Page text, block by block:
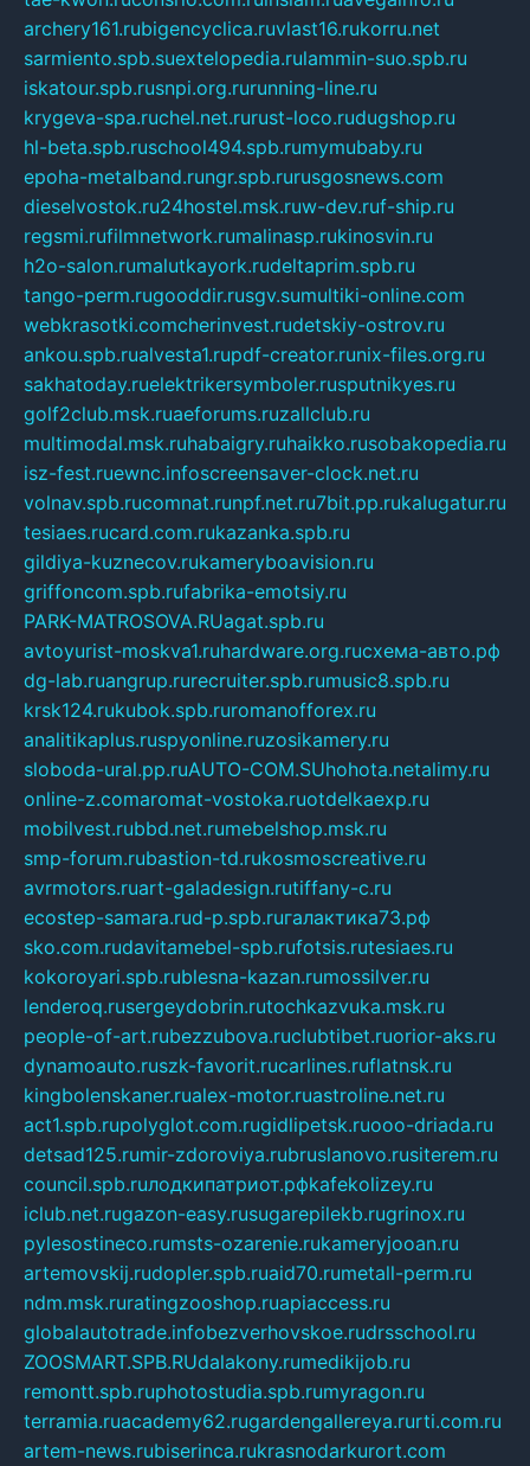
archery161.rubigencyclica.ruvlast16.rukorru.net
sarmiento.spb.suextelopedia.rulammin-suo.spb.ru
iskatour.spb.rusnpi.org.rurunning-line.ru
krygeva-spa.ruchel.net.rurust-loco.rudugshop.ru
hl-beta.spb.ruschool494.spb.rumymubaby.ru
epoha-metalband.rungr.spb.rurusgosnews.com
dieselvostok.ru24hostel.msk.ruw-dev.ruf-ship.ru
regsmi.rufilmnetwork.rumalinasp.rukinosvin.ru
h2o-salon.rumalutkayork.rudeltaprim.spb.ru
tango-perm.rugooddir.rusgv.sumultiki-online.com
webkrasotki.comcherinvest.rudetskiy-ostrov.ru
ankou.spb.rualvesta1.rupdf-creator.runix-files.org.ru
sakhatoday.ruelektrikersymboler.rusputnikyes.ru
golf2club.msk.ruaeforums.ruzallclub.ru
multimodal.msk.ruhabaigry.ruhaikko.rusobakopedia.ru
isz-fest.ruewnc.infoscreensaver-clock.net.ru
volnav.spb.rucomnat.runpf.net.ru7bit.pp.rukalugatur.ru
tesiaes.rucard.com.rukazanka.spb.ru
gildiya-kuznecov.rukameryboavision.ru
griffoncom.spb.rufabrika-emotsiy.ru
PARK-MATROSOVA.RUagat.spb.ru
avtoyurist-moskva1.ruhardware.org.ruсхема-авто.рф
dg-lab.ruangrup.rurecruiter.spb.rumusic8.spb.ru
krsk124.rukubok.spb.ruromanofforex.ru
analitikaplus.ruspyonline.ruzosikamery.ru
sloboda-ural.pp.ruAUTO-COM.SUhohota.netalimy.ru
online-z.comaromat-vostoka.ruotdelkaexp.ru
mobilvest.rubbd.net.rumebelshop.msk.ru
smp-forum.rubastion-td.rukosmoscreative.ru
avrmotors.ruart-galadesign.rutiffany-c.ru
ecostep-samara.rud-p.spb.ruгалактика73.рф
sko.com.rudavitamebel-spb.rufotsis.rutesiaes.ru
kokoroyari.spb.rublesna-kazan.rumossilver.ru
lenderoq.rusergeydobrin.rutochkazvuka.msk.ru
people-of-art.rubezzubova.ruclubtibet.ruorior-aks.ru
dynamoauto.ruszk-favorit.rucarlines.ruflatnsk.ru
kingbolenskaner.rualex-motor.ruastroline.net.ru
act1.spb.rupolyglot.com.rugidlipetsk.ruooo-driada.ru
detsad125.rumir-zdoroviya.rubruslanovo.rusiterem.ru
council.spb.ruлодкипатриот.рфkafekolizey.ru
iclub.net.rugazon-easy.rusugarepilekb.rugrinox.ru
pylesostineco.rumsts-ozarenie.rukameryjooan.ru
artemovskij.rudopler.spb.ruaid70.rumetall-perm.ru
ndm.msk.ruratingzooshop.ruapiaccess.ru
globalautotrade.infobezverhovskoe.rudrsschool.ru
ZOOSMART.SPB.RUdalakony.rumedikijob.ru
remontt.spb.ruphotostudia.spb.rumyragon.ru
terramia.ruacademy62.rugardengallereya.rurti.com.ru
artem-news.rubiserinca.rukrasnodarkurort.com